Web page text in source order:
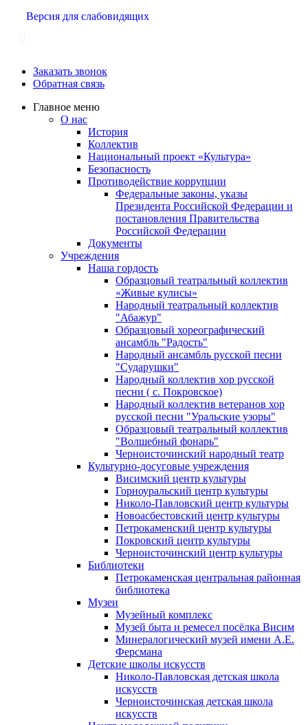
Версия для слабовидящих
Заказать звонок
Обратная связь
Главное меню
О нас
История
Коллектив
Национальный проект «Культура»
Безопасность
Противодействие коррупции
Федеральные законы, указы
Президента Российской Федерации и
постановления Правительства
Российской Федерации
Документы
Учреждения
Наша гордость
Образцовый театральный коллектив
«Живые кулисы»
Народный театральный коллектив
"Абажур"
Образцовый хореографический
ансамбль "Радость"
Народный ансамбль русской песни
"Сударушки"
Народный коллектив хор русской
песни ( с. Покровское)
Народный коллектив ветеранов хор
русской песни "Уральские узоры"
Образцовый театральный коллектив
"Волшебный фонарь"
Черноисточинский народный театр
Культурно-досуговые учреждения
Висимский центр культуры
Горноуральский центр культуры
Николо-Павловский центр культуры
Новоасбестовский центр культуры
Петрокаменский центр культуры
Покровский центр культуры
Черноисточинский центр культуры
Библиотеки
Петрокаменская центральная районная
библиотека
Музеи
Музейный комплекс
Музей быта и ремесел посёлка Висим
Минералогический музей имени А.Е.
Ферсмана
Детские школы искусств
Николо-Павловская детская школа
искусств
Черноисточинская детская школа
искусств